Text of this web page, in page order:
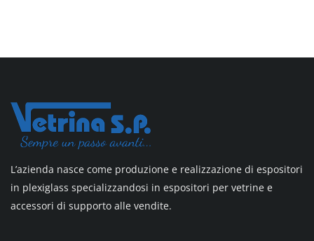
L’azienda nasce come produzione e realizzazione di espositori
in plexiglass specializzandosi in espositori per vetrine e
accessori di supporto alle vendite.